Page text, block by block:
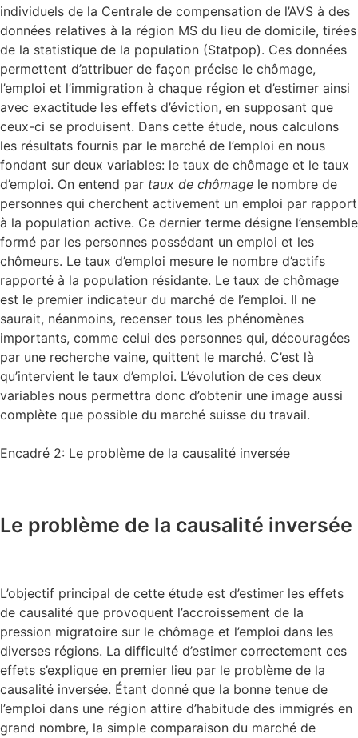
individuels de la Centrale de compensation de l’AVS à des
données relatives à la région MS du lieu de domicile, tirées
de la statistique de la population (Statpop). Ces données
permettent d’attribuer de façon précise le chômage,
l’emploi et l’immigration à chaque région et d’estimer ainsi
avec exactitude les effets d’éviction, en supposant que
ceux-ci se produisent. Dans cette étude, nous calculons
les résultats fournis par le marché de l’emploi en nous
fondant sur deux variables: le taux de chômage et le taux
d’emploi. On entend par taux de chômage le nombre de
personnes qui cherchent activement un emploi par rapport
à la population active. Ce dernier terme désigne l’ensemble
formé par les personnes possédant un emploi et les
chômeurs. Le taux d’emploi mesure le nombre d’actifs
rapporté à la population résidante. Le taux de chômage
est le premier indicateur du marché de l’emploi. Il ne
saurait, néanmoins, recenser tous les phénomènes
importants, comme celui des personnes qui, découragées
par une recherche vaine, quittent le marché. C’est là
qu’intervient le taux d’emploi. L’évolution de ces deux
variables nous permettra donc d’obtenir une image aussi
complète que possible du marché suisse du travail.
Encadré 2: Le problème de la causalité inversée
Le problème de la causalité inversée
L’objectif principal de cette étude est d’estimer les effets
de causalité que provoquent l’accroissement de la
pression migratoire sur le chômage et l’emploi dans les
diverses régions. La difficulté d’estimer correctement ces
effets s’explique en premier lieu par le problème de la
causalité inversée. Étant donné que la bonne tenue de
l’emploi dans une région attire d’habitude des immigrés en
grand nombre, la simple comparaison du marché de